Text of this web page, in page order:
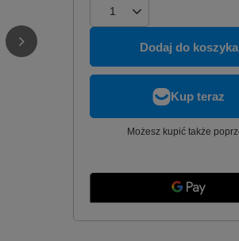
Dodaj do koszyka
Możesz kupić także